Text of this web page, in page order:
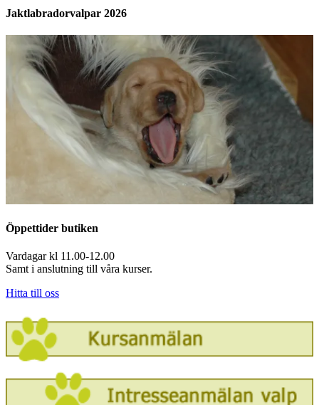
Jaktlabradorvalpar 2026
Öppettider butiken
Vardagar kl 11.00-12.00
Samt i anslutning till våra kurser.
Hitta till oss